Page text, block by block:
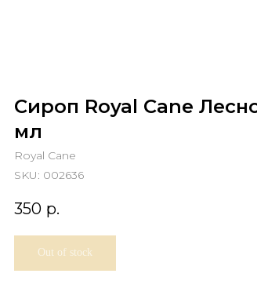
Сироп Royal Cane
мл
Royal Cane
SKU: 002636
350 р.
Out of stock